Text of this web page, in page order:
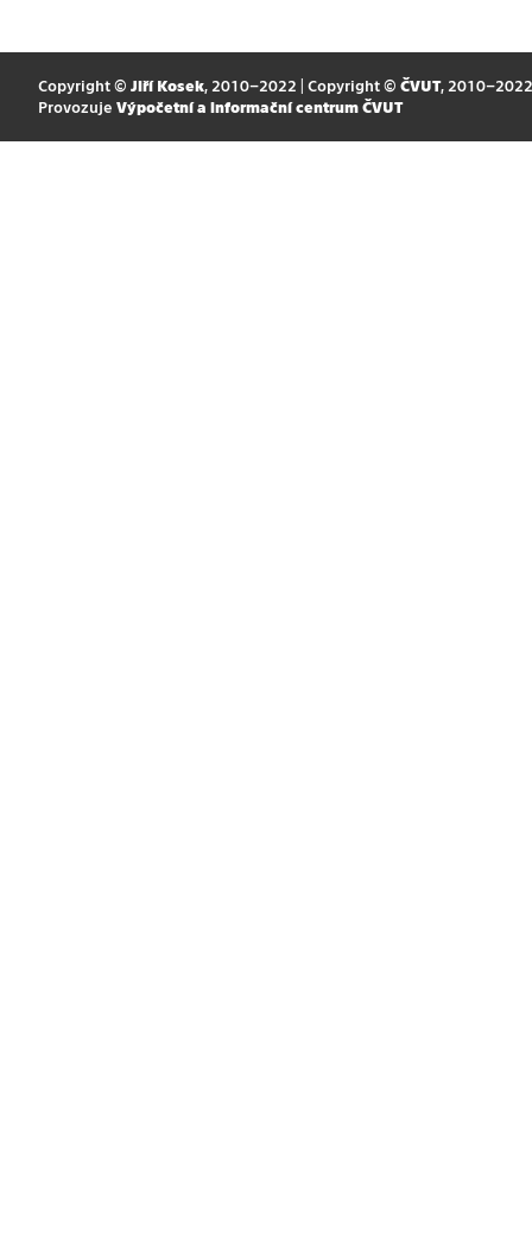
Copyright © Jiří Kosek, 2010–2022 | Copyright © ČVUT, 2010–2022
Provozuje Výpočetní a informační centrum ČVUT